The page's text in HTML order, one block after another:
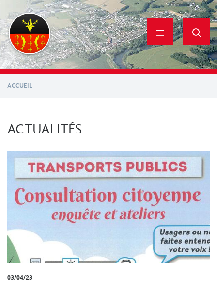
contenu
principal
ACCUEIL
ACTUALITÉS
03/04/23